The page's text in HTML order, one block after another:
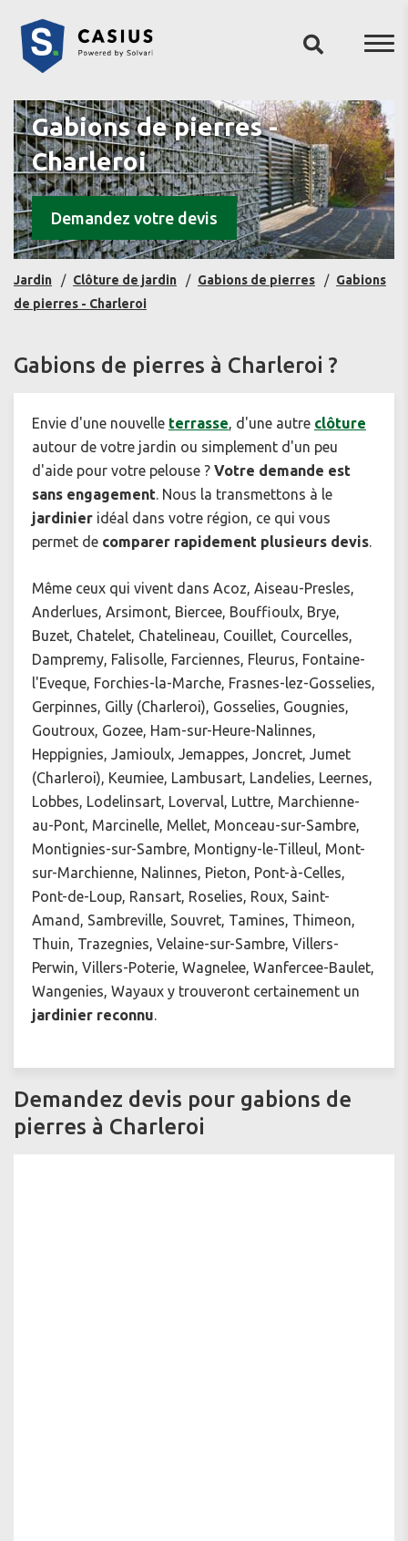
Gabions de pierres -
Charleroi
Demandez votre devis
Jardin Clôture de jardin Gabions de pierres
Gabions
de pierres - Charleroi
Gabions de pierres à Charleroi ?
Envie d'une nouvelle terrasse, d'une autre clôture
autour de votre jardin ou simplement d'un peu
d'aide pour votre pelouse ? Votre demande est
sans engagement. Nous la transmettons à le
jardinier idéal dans votre région, ce qui vous
permet de comparer rapidement plusieurs devis.
Même ceux qui vivent dans Acoz, Aiseau-Presles,
Anderlues, Arsimont, Biercee, Bouffioulx, Brye,
Buzet, Chatelet, Chatelineau, Couillet, Courcelles,
Dampremy, Falisolle, Farciennes, Fleurus, Fontaine-
l'Eveque, Forchies-la-Marche, Frasnes-lez-Gosselies,
Gerpinnes, Gilly (Charleroi), Gosselies, Gougnies,
Goutroux, Gozee, Ham-sur-Heure-Nalinnes,
Heppignies, Jamioulx, Jemappes, Joncret, Jumet
(Charleroi), Keumiee, Lambusart, Landelies, Leernes,
Lobbes, Lodelinsart, Loverval, Luttre, Marchienne-
au-Pont, Marcinelle, Mellet, Monceau-sur-Sambre,
Montignies-sur-Sambre, Montigny-le-Tilleul, Mont-
sur-Marchienne, Nalinnes, Pieton, Pont-à-Celles,
Pont-de-Loup, Ransart, Roselies, Roux, Saint-
Amand, Sambreville, Souvret, Tamines, Thimeon,
Thuin, Trazegnies, Velaine-sur-Sambre, Villers-
Perwin, Villers-Poterie, Wagnelee, Wanfercee-Baulet,
Wangenies, Wayaux y trouveront certainement un
jardinier reconnu.
Demandez devis pour gabions de
pierres à Charleroi